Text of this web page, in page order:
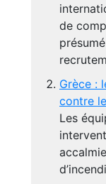
de
Grèce :
contre
Les